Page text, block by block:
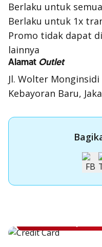
Berlaku untuk
Berlaku untuk 1x
Promo tidak dapat
lainnya
Alamat Outlet
Jl. Wolter
Kebayoran Baru,
Apply Kartu